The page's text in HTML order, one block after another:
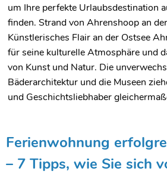
um Ihre perfekte Urlaubsdestination
finden. Strand von Ahrenshoop an
Künstlerisches Flair an der Ostsee
für seine kulturelle Atmosphäre und
von Kunst und Natur. Die
Bäderarchitektur und die Museen
und Geschichtsliebhaber
Ferienwohnung
– 7 Tipps, wie Sie sich